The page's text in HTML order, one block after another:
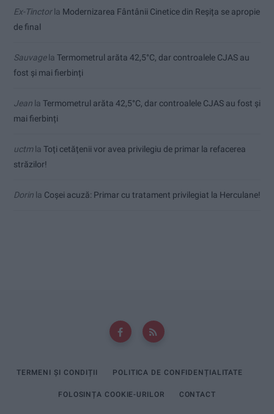
Ex-Tinctorla Modernizarea Fântânii Cinetice din Reșița se apropie
de final
Sauvagela Termometrul arăta 42,5°C, dar controalele CJAS au
fost și mai fierbinți
Jean la Termometrul arăta 42,5°C, dar controalele CJAS au fost și
mai fierbinți
uctmla Toți cetățenii vor avea privilegiu de primar la refacerea
străzilor!
Dorin la Coșei acuză: Primar cu tratament privilegiat la Herculane!
TERMENI ȘI CONDIȚII POLITICA DE CONFIDENȚIALITATE
FOLOSINȚA COOKIE-URILOR CONTACT